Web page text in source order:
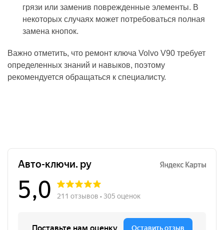
грязи или заменив поврежденные элементы. В
некоторых случаях может потребоваться полная
замена кнопок.
Важно отметить, что ремонт ключа Volvo V90 требует
определенных знаний и навыков, поэтому
рекомендуется обращаться к специалисту.